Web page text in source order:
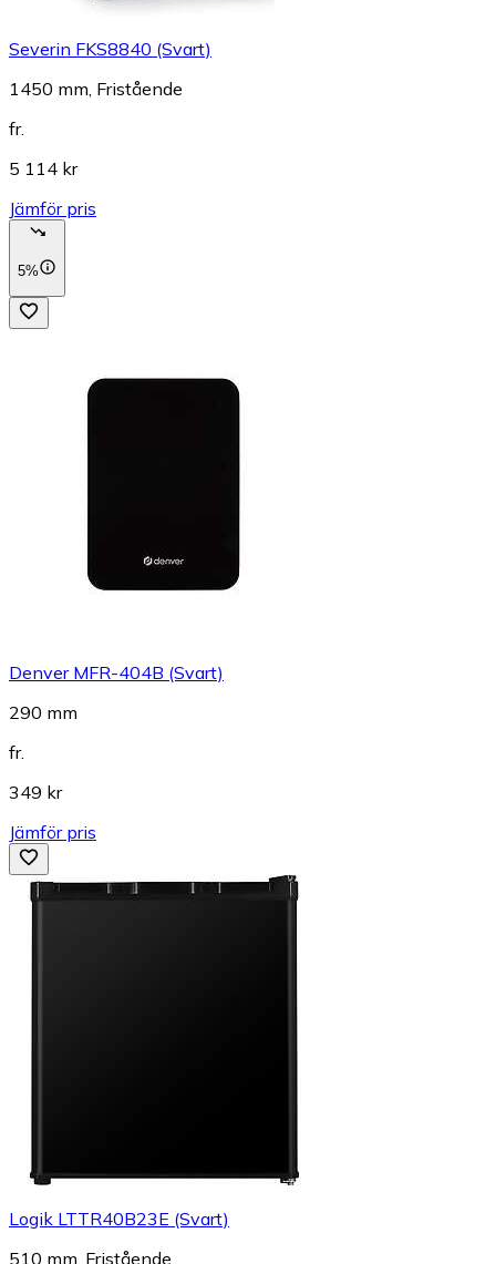
Severin FKS8840 (Svart)
1450 mm, Fristående
fr.
5 114 kr
Jämför pris
5%
Denver MFR-404B (Svart)
290 mm
fr.
349 kr
Jämför pris
Logik LTTR40B23E (Svart)
510 mm, Fristående